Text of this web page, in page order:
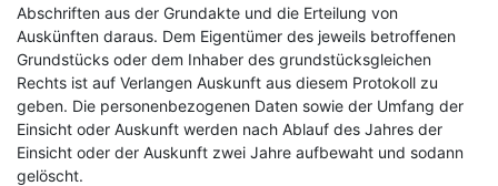
Abschriften aus der Grundakte und die Erteilung von
Auskünften daraus. Dem Eigentümer des jeweils betroffenen
Grundstücks oder dem Inhaber des grundstücksgleichen
Rechts ist auf Verlangen Auskunft aus diesem Protokoll zu
geben. Die personenbezogenen Daten sowie der Umfang der
Einsicht oder Auskunft werden nach Ablauf des Jahres der
Einsicht oder der Auskunft zwei Jahre aufbewaht und sodann
gelöscht.